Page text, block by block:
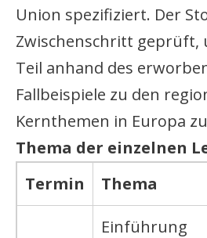
Union spezifiziert. Der
Zwischenschritt geprüft,
Teil anhand des
Fallbeispiele zu den
Kernthemen in Europa
Thema der einzelnen
Termin
Thema
Einführung